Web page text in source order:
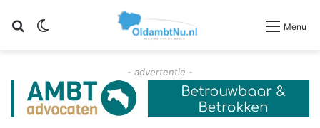
Zoeken Menu
- advertentie -